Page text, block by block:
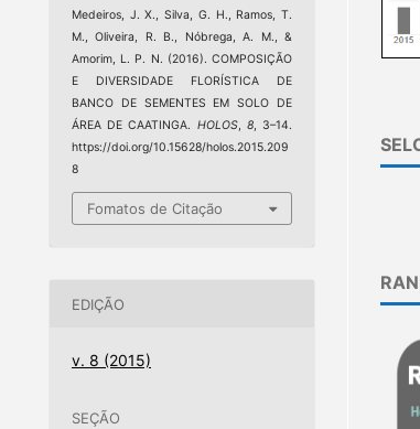
Medeiros, J. X., Silva, G. H., Ramos, T.
M., Oliveira, R. B., Nóbrega, A. M., &
Amorim, L. P. N. (2016). COMPOSIÇÃO
E DIVERSIDADE FLORÍSTICA DE
BANCO DE SEMENTES EM SOLO DE
ÁREA DE CAATINGA. HOLOS, 8, 3–14.
https://doi.org/10.15628/holos.2015.209
8
Fomatos de Citação
EDIÇÃO
v. 8 (2015)
SEÇÃO